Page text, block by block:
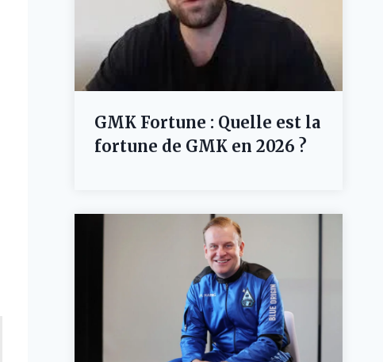
GMK Fortune : Quelle est la
fortune de GMK en 2026 ?